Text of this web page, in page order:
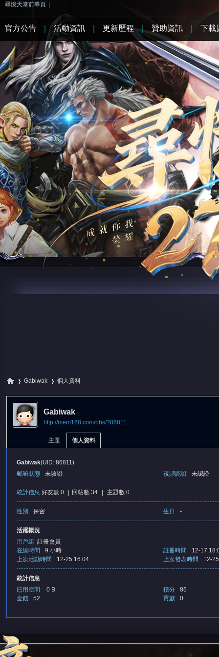
尋憶天堂前導頁
天
Gabiwak
›
個人資料
Gabiwak
http://mem168.com/bbs/?86811
主題 個人資料
Gabiwak(UID: 86811)
郵箱狀態
未驗證 視頻認證 未認證
統計信息 好友數 0 回帖數 34 主題數 0
性別 保密 生日 -
活躍概況
用戶組 註冊會員
在線時間
9 小時 註冊時間
12-17
上次活動時間
12-25 16:04 上次發表時間 12-
統計信息
已用空間
0 B 積分
86
金錢
52 貢獻 0